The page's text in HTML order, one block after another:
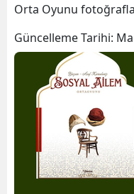
Orta Oyunu
Güncelleme Tarihi: